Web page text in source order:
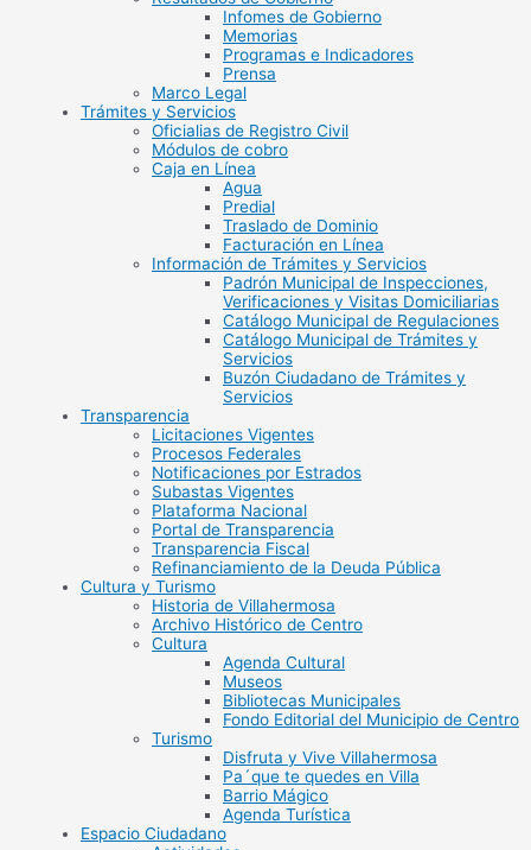
Infomes de Gobierno
Memorias
Programas e Indicadores
Prensa
Marco Legal
Trámites y Servicios
Oficialias de Registro Civil
Módulos de cobro
Caja en Línea
Agua
Predial
Traslado de Dominio
Facturación en Línea
Información de Trámites y Servicios
Padrón Municipal de Inspecciones,
Verificaciones y Visitas Domiciliarias
Catálogo Municipal de Regulaciones
Catálogo Municipal de Trámites y
Servicios
Buzón Ciudadano de Trámites y
Servicios
Transparencia
Licitaciones Vigentes
Procesos Federales
Notificaciones por Estrados
Subastas Vigentes
Plataforma Nacional
Portal de Transparencia
Transparencia Fiscal
Refinanciamiento de la Deuda Pública
Cultura y Turismo
Historia de Villahermosa
Archivo Histórico de Centro
Cultura
Agenda Cultural
Museos
Bibliotecas Municipales
Fondo Editorial del Municipio de Centro
Turismo
Disfruta y Vive Villahermosa
Pa´que te quedes en Villa
Barrio Mágico
Agenda Turística
Espacio Ciudadano